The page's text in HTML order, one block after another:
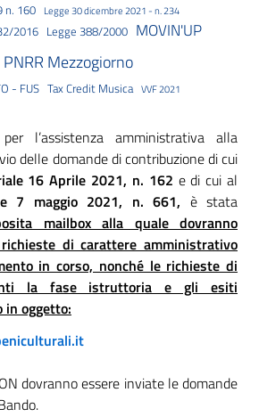
n. 160
Legge 30 dicembre 2021 - n. 234
2016 Legge 388/2000 MOVIN'UP
PNRR Mezzogiorno
- FUS Tax Credit Musica VVF 2021
l’assistenza amministrativa alla
delle domande di contribuzione di cui
16 Aprile 2021, n. 162 e di cui al
7 maggio 2021, n. 661, è stata
mailbox alla quale dovranno
di carattere amministrativo
in corso, nonché le richieste di
la fase istruttoria e gli esiti
in oggetto:
dovranno essere inviate le domande